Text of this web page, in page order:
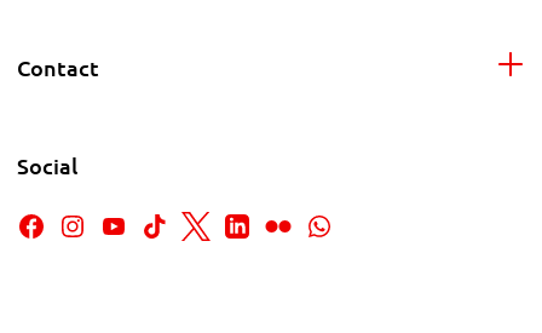
Contact
Social